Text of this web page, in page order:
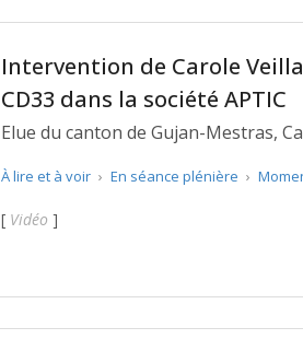
Intervention de Carole
CD33 dans la société APTIC
Elue du canton de Gujan-Mestras,
Gironde Avenir soutenait la lutte
APTIC.
À lire et à voir › En séance plénière ›
[ Vidéo ]